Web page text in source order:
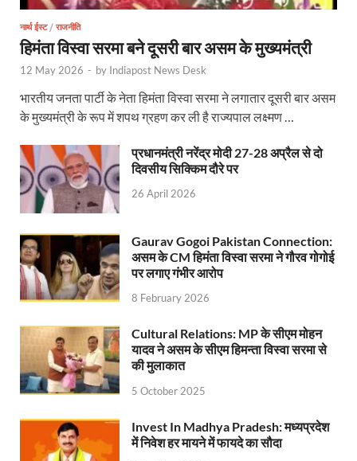
नार्थ ईस्ट/ राजनीति
हिमंता विस्वा सरमा बने दूसरी बार असम के मुख्यमंत्री
12 May 2026 - by Indiapost News Desk
भारतीय जनता पार्टी के नेता हिमंता विस्वा सरमा ने लगातार दूसरी बार असम
के मुख्यमंत्री के रूप में शपथ ग्रहण कर ली है राज्यपाल लक्ष्मण …
प्रधानमंत्री नरेंद्र मोदी 27-28 अप्रैल से दो
दिवसीय सिक्किम दौरे पर
26 April 2026
Gaurav Gogoi Pakistan Connection:
असम के CM हिमंता विस्वा सरमा ने गौरव गोगोई
पर लगाए गंभीर आरोप
8 February 2026
Cultural Relations: MP के सीएम मोहन
यादव ने असम के सीएम हिमन्ता विस्वा सरमा से
की मुलाकात
5 October 2025
Invest In Madhya Pradesh: मध्यप्रदेश
में निवेश हर मायने में फायदे का सौदा